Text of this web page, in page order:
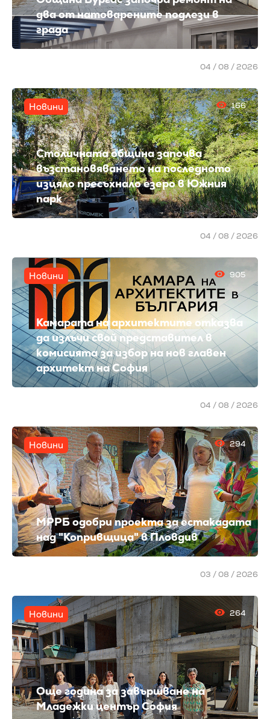
два от натоварените подлези в
града
04 / 08 / 2026
Столичната община започва
възстановяването на последното
изцяло пресъхнало езеро в Южния
парк
Новини 166
04 / 08 / 2026
Камарата на архитектите отказва
да излъчи свой представител в
комисията за избор на нов главен
архитект на София
Новини 905
04 / 08 / 2026
МРРБ одобри проекта за естакадата
над "Копривщица" в Пловдив
Новини 294
03 / 08 / 2026
Още година за завършване на
Младежки център София
Новини 264